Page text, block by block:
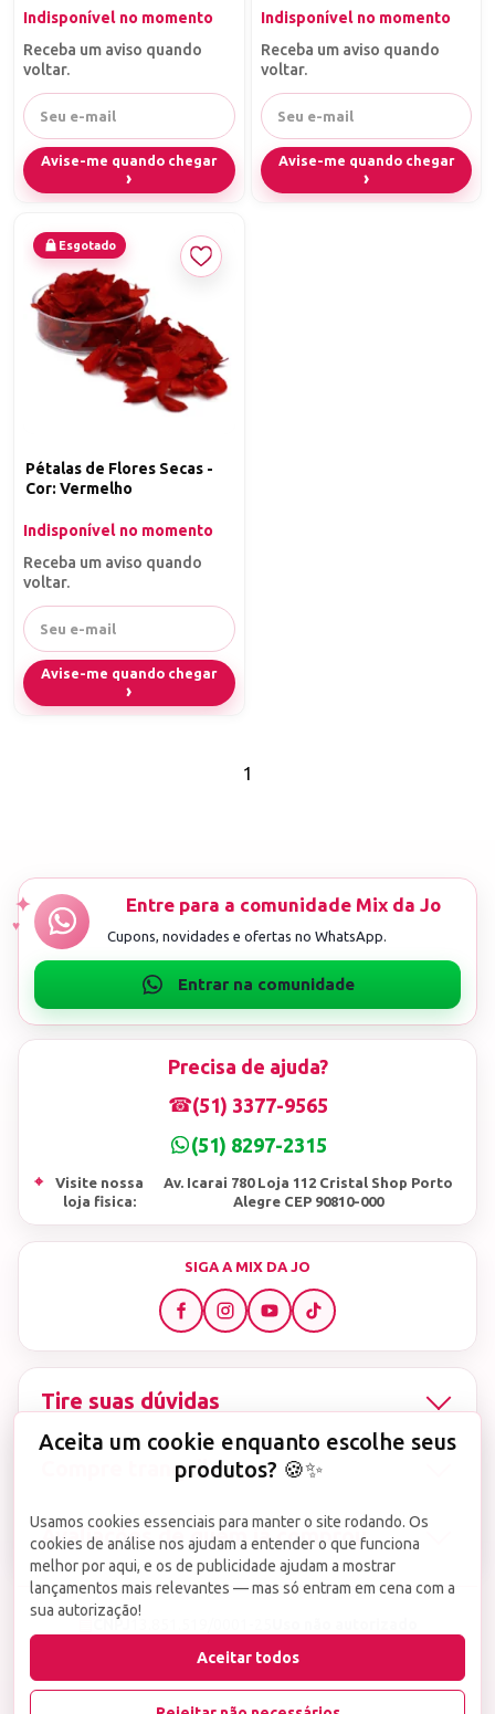
Indisponível no momento
Receba um aviso quando
voltar.
Avise-me quando chegar
Indisponível no momento
Receba um aviso quando
voltar.
Avise-me quando chegar
Esgotado
Pétalas de Flores Secas -
Cor: Vermelho
Indisponível no momento
Receba um aviso quando
voltar.
Avise-me quando chegar
1
Precisa de ajuda?
☎(51) 3377-9565
(51) 8297-2315
⌖
Visite nossa
loja fisica:
Av. Icarai 780 Loja 112 Cristal Shop Porto
Alegre CEP 90810-000
SIGA A MIX DA JO
Tire suas dúvidas
Compre tranquila
Avaliações de quem já comprou
CNPJ
de imagens ou conteúdos deste site é proibido e
viola a Lei de Direitos Autorais nº 9.610/98.
Infrações serão denunciadas diretamente ao órgão competente.
Aceita um cookie enquanto escolhe seus
produtos? 🍪✨
Usamos cookies essenciais para manter o site rodando. Os
cookies de análise nos ajudam a entender o que funciona
melhor por aqui, e os de publicidade ajudam a mostrar
lançamentos mais relevantes — mas só entram em cena com a
sua autorização!
Aceitar todos